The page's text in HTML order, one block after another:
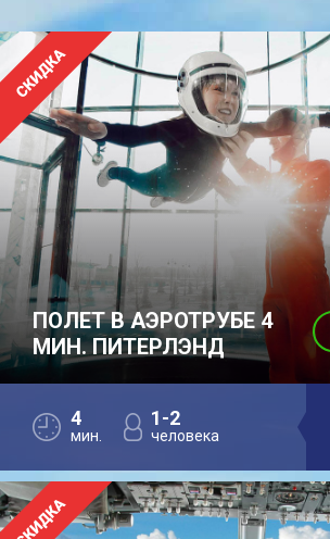
ПОЛЕТ В АЭРОТРУБЕ 4
МИН. ПИТЕРЛЭНД
4
мин.
1-2
человека